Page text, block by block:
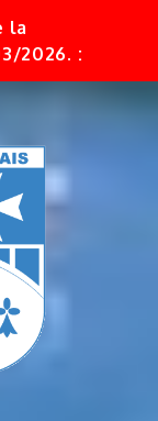
la
2026. :